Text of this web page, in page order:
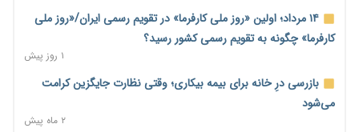
رئیس سازمان امور مالیاتی: بلاگرهای پردرآمد مشمول پرداخت
مالیات هستند
۱ روز پیش
پیش‌بینی افزایش تولید برنج؛ نیاز وارداتی کشور به ۵۰۰ هزار تن
کاهش می‌یابد
۱ روز پیش
۱۴ مرداد؛ اولین «روز ملی کارفرما» در تقویم رسمی ایران/«روز ملی
کارفرما» چگونه به تقویم رسمی کشور رسید؟
۱ روز پیش
بازرسی درِ خانه برای بیمه بیکاری؛ وقتی نظارت جایگزین کرامت
می‌شود
۲ ماه پیش